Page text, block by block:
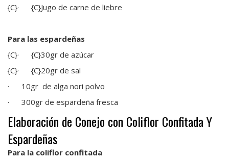
{C}· {C}Jugo de carne de liebre
Para las espardeñas
{C}· {C}30gr de azúcar
{C}· {C}20gr de sal
· 10gr de alga nori polvo
· 300gr de espardeña fresca
Elaboración de Conejo con Coliflor Confitada Y
Espardeñas
Para la coliflor confitada